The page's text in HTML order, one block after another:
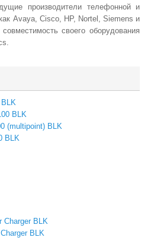
производители телефонной и
Avaya, Cisco, HP, Nortel , Siemens и
своего оборудования
BLK
(multipoint) BLK
BLK
Charger BLK
BLK